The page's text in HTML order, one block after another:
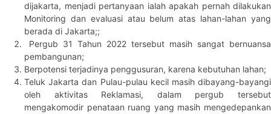
dijakarta, menjadi pertanyaan ialah apakah pernah dilakukan
Monitoring dan evaluasi atau belum atas lahan-lahan yang
berada di Jakarta;;
Pergub 31 Tahun 2022 tersebut masih sangat bernuansa
pembangunan;
Berpotensi terjadinya penggusuran, karena kebutuhan lahan;
Teluk Jakarta dan Pulau-pulau kecil masih dibayang-bayangi
oleh aktivitas Reklamasi, dalam pergub tersebut
mengakomodir penataan ruang yang masih mengedepankan